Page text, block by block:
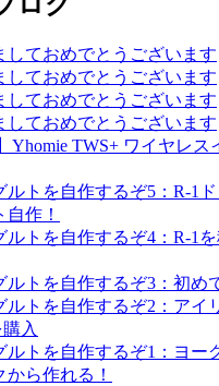
しておめでとうございます
しておめでとうございます
しておめでとうございます
しておめでとうございます
】Yhomie TWS+ ワイヤレス
ルトを自作するぞ5：R-1
自作！
ルトを自作するぞ4：R-1
ルトを自作するぞ3：初め
ルトを自作するぞ2：アイ
入
ルトを自作するぞ1：ヨー
から作れる！